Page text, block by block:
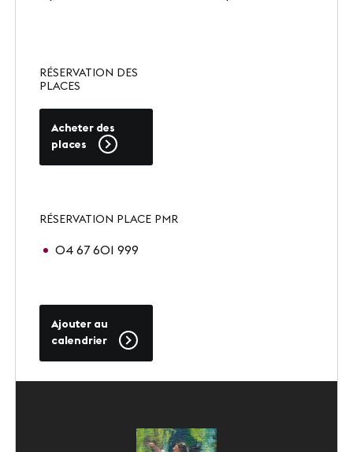
Accès
SUIVEZ-NOUS
RÉSERVATION DES
PLACES
Acheter des
places
RÉSERVATION PLACE PMR
04 67 601 999
Ajouter au
calendrier